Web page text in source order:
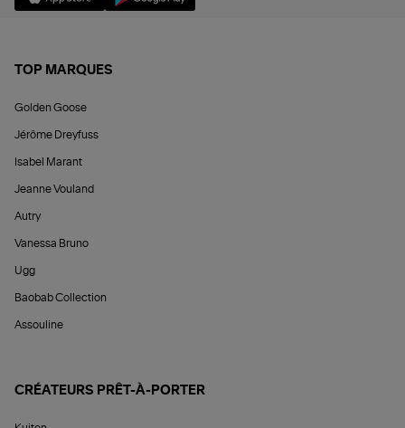
TOP MARQUES
Golden Goose
Jérôme Dreyfuss
Isabel Marant
Jeanne Vouland
Autry
Vanessa Bruno
Ugg
Baobab Collection
Assouline
CRÉATEURS PRÊT-À-PORTER